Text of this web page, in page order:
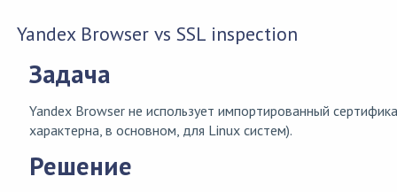
Yandex Browser vs SSL inspection
Задача
Yandex Browser не использует импортированный
характерна, в основном, для Linux систем).
Решение